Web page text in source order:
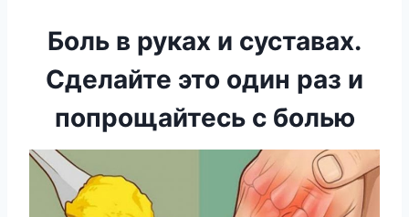
Боль в руках и суставах.
Сделайте это один раз и
попрощайтесь с болью